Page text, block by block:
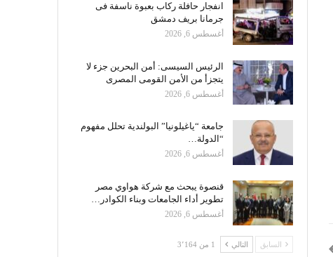
انفجار حافلة ركاب بعبوة ناسفة فى
جرمانا بريف دمشق
أغسطس 6, 2026
الرئيس السيسى: أمن البحرين جزء لا
يتجزأ من الأمن القومى المصرى
أغسطس 6, 2026
جامعة “ياغيلونيا” البولندية تحلل مفهوم
“الدولة…
أغسطس 6, 2026
قنصوة يبحث مع شركة هواوي مصر
تطوير أداء الجامعات وبناء الكوادر…
أغسطس 6, 2026
السابق التالي 1 من 3٬164